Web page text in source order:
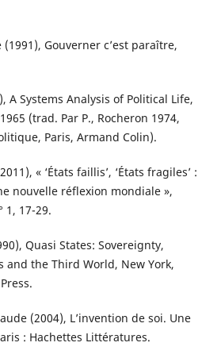
Gouverner c’est paraître,
A Systems Analysis of Political Life,
(trad. Par P., Rocheron 1974,
Paris, Armand Colin).
« ‘États faillis’, ‘États fragiles’ :
nouvelle réflexion mondiale »,
1, 17-29.
Quasi States: Sovereignty,
the Third World, New York,
(2004), L’invention de soi. Une
: Hachettes Littératures.